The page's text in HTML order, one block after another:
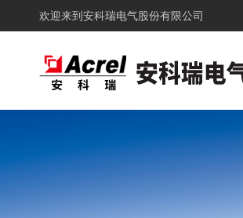
欢迎来到 安科瑞电气股份有限公司